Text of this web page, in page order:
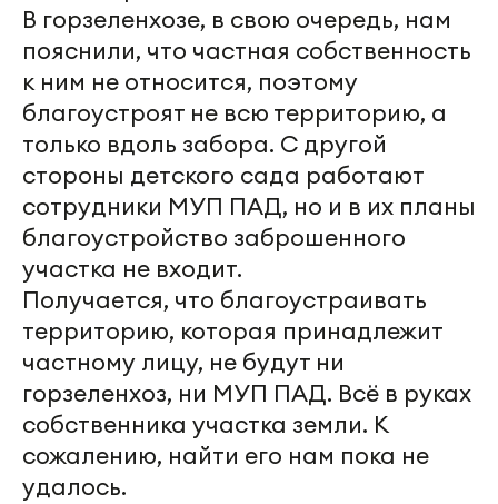
В горзеленхозе, в свою очередь, нам
пояснили, что частная собственность
к ним не относится, поэтому
благоустроят не всю территорию, а
только вдоль забора. С другой
стороны детского сада работают
сотрудники МУП ПАД, но и в их планы
благоустройство заброшенного
участка не входит.
Получается, что благоустраивать
территорию, которая принадлежит
частному лицу, не будут ни
горзеленхоз, ни МУП ПАД. Всё в руках
собственника участка земли. К
сожалению, найти его нам пока не
удалось.